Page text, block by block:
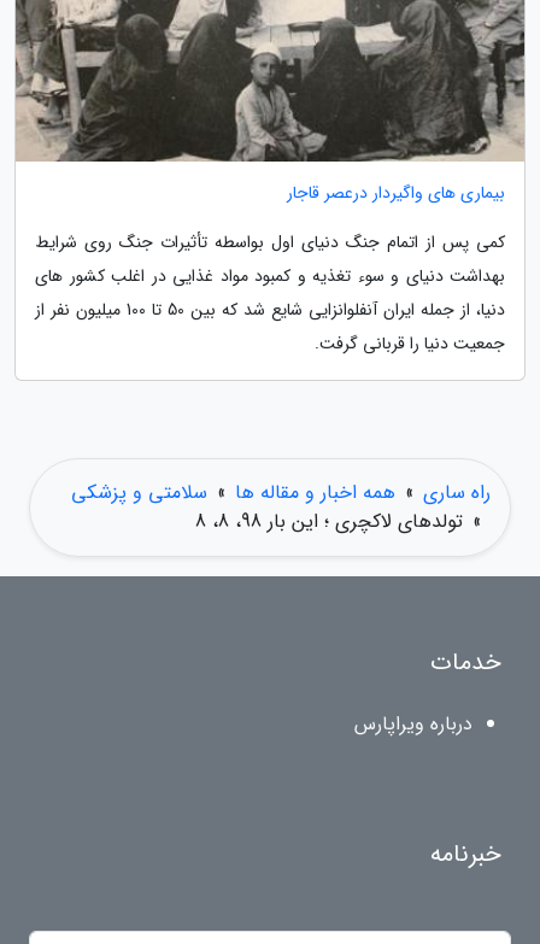
بیماری های واگیردار درعصر قاجار
کمی پس از اتمام جنگ دنیای اول بواسطه تأثیرات جنگ روی شرایط
بهداشت دنیای و سوء تغذیه و کمبود مواد غذایی در اغلب کشور های
دنیا، از جمله ایران آنفلوانزایی شایع شد که بین 50 تا 100 میلیون نفر از
جمعیت دنیا را قربانی گرفت.
راه ساری » همه اخبار و مقاله ها » سلامتی و پزشکی
» تولدهای لاکچری ؛ این بار 98، 8، 8
خدمات
درباره ویراپارس
خبرنامه